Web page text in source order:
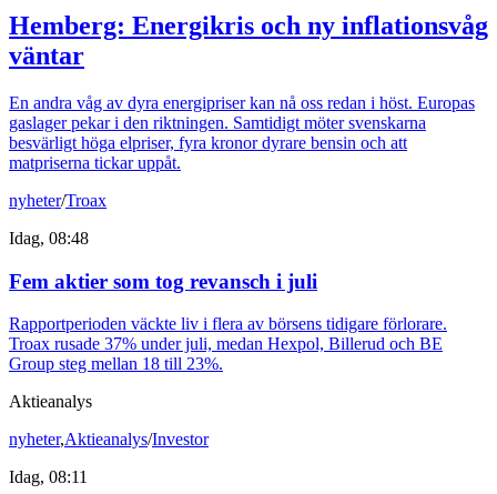
Hemberg: Energikris och ny inflationsvåg
väntar
En andra våg av dyra energipriser kan nå oss redan i höst. Europas
gaslager pekar i den riktningen. Samtidigt möter svenskarna
besvärligt höga elpriser, fyra kronor dyrare bensin och att
matpriserna tickar uppåt.
nyheter/Troax
Idag, 08:48
Fem aktier som tog revansch i juli
Rapportperioden väckte liv i flera av börsens tidigare förlorare.
Troax rusade 37% under juli, medan Hexpol, Billerud och BE
Group steg mellan 18 till 23%.
Aktieanalys
nyheter,Aktieanalys/Investor
Idag, 08:11